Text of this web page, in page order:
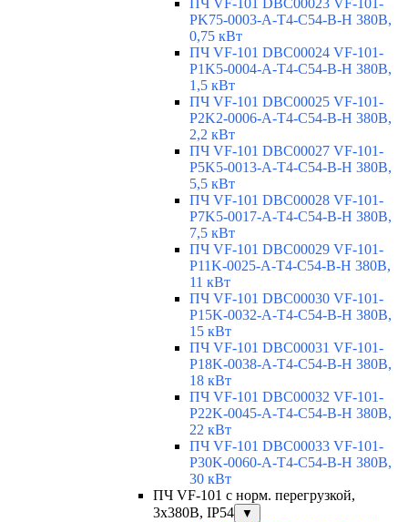
ПЧ VF-101 DBC00023 VF-101-
PK75-0003-A-T4-C54-B-H 380В,
0,75 кВт
ПЧ VF-101 DBC00024 VF-101-
P1K5-0004-A-T4-C54-B-H 380В,
1,5 кВт
ПЧ VF-101 DBC00025 VF-101-
P2K2-0006-A-T4-C54-B-H 380В,
2,2 кВт
ПЧ VF-101 DBC00027 VF-101-
P5K5-0013-A-T4-C54-B-H 380В,
5,5 кВт
ПЧ VF-101 DBC00028 VF-101-
P7K5-0017-A-T4-C54-B-H 380В,
7,5 кВт
ПЧ VF-101 DBC00029 VF-101-
P11K-0025-A-T4-C54-B-H 380В,
11 кВт
ПЧ VF-101 DBC00030 VF-101-
P15K-0032-A-T4-C54-B-H 380В,
15 кВт
ПЧ VF-101 DBC00031 VF-101-
P18K-0038-A-T4-C54-B-H 380В,
18 кВт
ПЧ VF-101 DBC00032 VF-101-
P22K-0045-A-T4-C54-B-H 380В,
22 кВт
ПЧ VF-101 DBC00033 VF-101-
P30K-0060-A-T4-C54-B-H 380В,
30 кВт
ПЧ VF-101 с норм. перегрузкой,
3x380В, IP54
▼